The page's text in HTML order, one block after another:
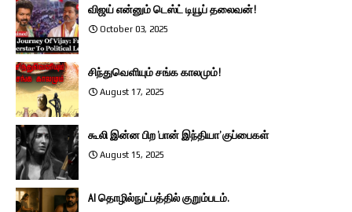
விஜய் என்னும் டெஸ்ட் டியூப் தலைவன்!
October 03, 2025
சிந்துவெளியும் சங்க காலமும்!
August 17, 2025
கூலி இன்ன பிற ’பான் இந்தியா’ குப்பைகள்
August 15, 2025
AI தொழில்நுட்பத்தில் குறும்படம்.